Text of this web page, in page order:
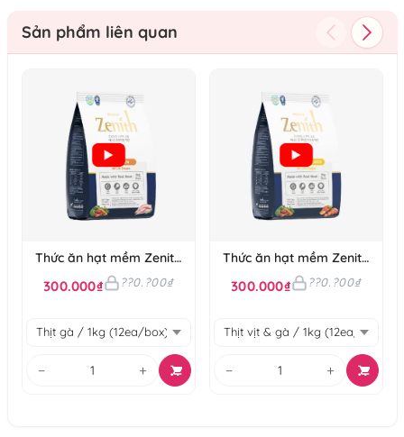
Sản phẩm liên quan
Thức ăn hạt mềm Zenith
thịt gà cho chó mọi lứa
tuổi
300.000₫ ??0.?00₫
− +
Thức ăn hạt mềm Zenith
thịt vịt & gà cho chó mọi
lứa tuổi
300.000₫ ??0.?00₫
− +